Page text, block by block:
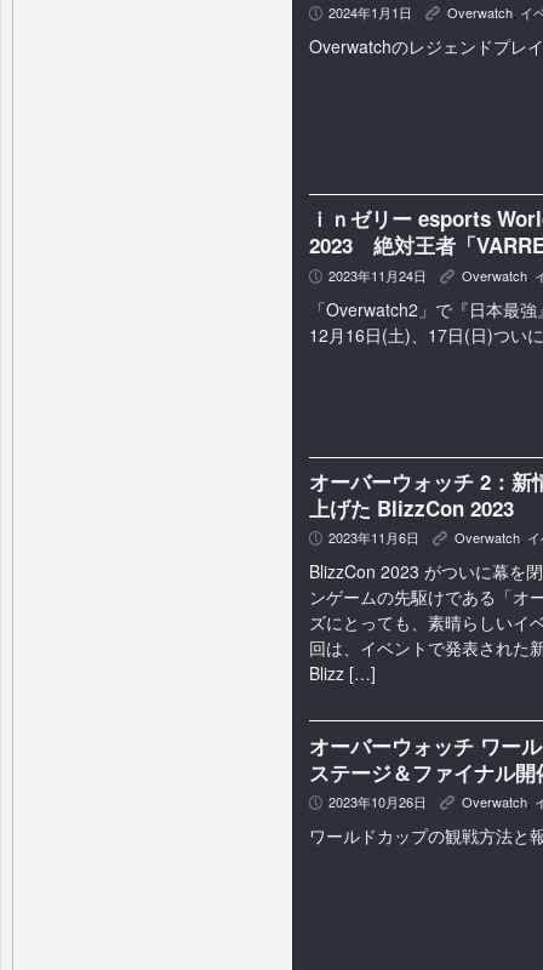
P 2024年1月1日 K Overwatch イ
Overwatchのレジェンドプレ
ｉｎゼリー esports
2023 絶対王者「
P 2023年11月24日 K Overwatch
「Overwatch2」で『日本最
12月16日(土)、17日(日)つい
オーバーウォッチ 2：
上げた BlizzCon 2023
P 2023年11月6日 K Overwatch,
BlizzCon 2023 がついに幕を
ンゲームの先駆けである「オ
ズにとっても、素晴らしいイ
回は、イベントで発表された
Blizz […]
オーバーウォッチ ワー
ステージ＆ファイナル開
P 2023年10月26日 K Overwatch
ワールドカップの観戦方法と